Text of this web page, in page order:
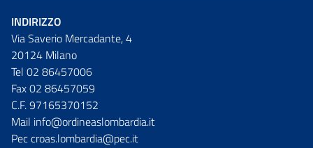
INDIRIZZO
Via Saverio Mercadante, 4
20124 Milano
Tel 02 86457006
Fax 02 86457059
C.F. 97165370152
Mail info@ordineaslombardia.it
Pec croas.lombardia@pec.it